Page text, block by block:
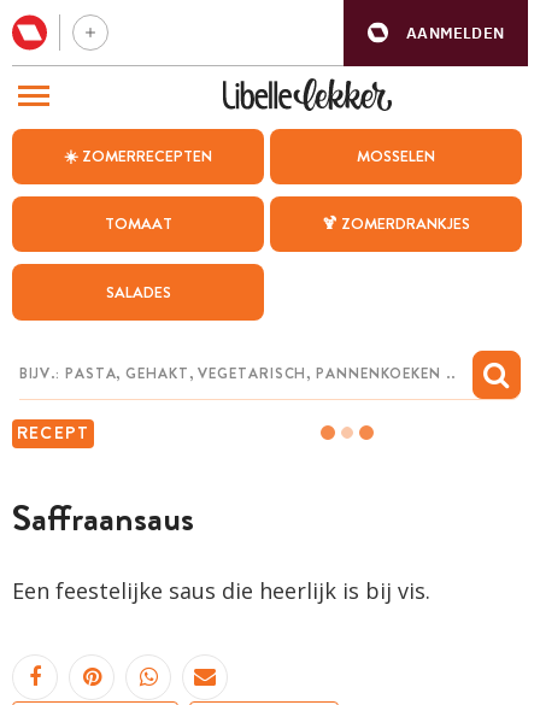
AANMELDEN
☀️ ZOMERRECEPTEN MOSSELEN
TOMAAT 🍹 ZOMERDRANKJES
SALADES
RECEPT
Saffraansaus
Een feestelijke saus die heerlijk is bij vis.
BEZOEK ONZE ANDERE WEBSITES
WEEKMENU
CHAT MET MAIA
MIJN BEWAARDE RECEPTEN